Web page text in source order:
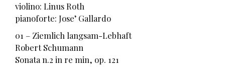
violino: Linus Roth
pianoforte: Jose’ Gallardo
01 – Ziemlich langsam-Lebhaft
Robert Schumann
Sonata n.2 in re min, op. 121